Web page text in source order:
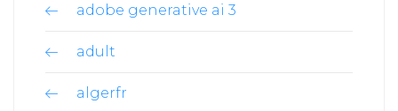
adobe generative ai 3
adult
algerfr